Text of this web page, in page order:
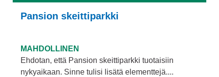
Pansion skeittiparkki
MAHDOLLINEN
Ehdotan, että Pansion skeittiparkki tuotaisiin
nykyaikaan. Sinne tulisi lisätä elementtejä....